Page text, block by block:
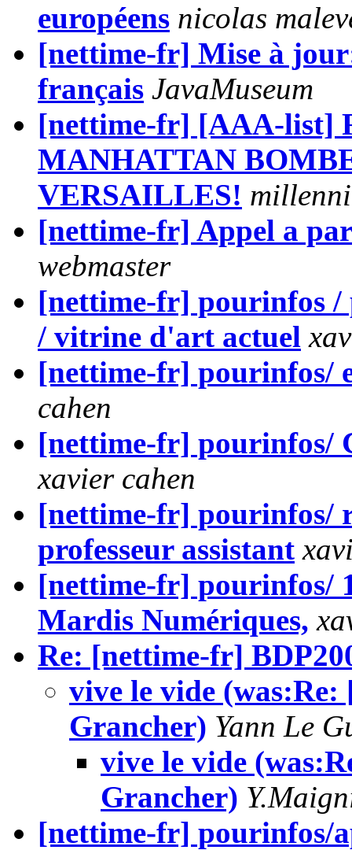
européens nicolas
[nettime-fr] Mise à
français JavaMuseum
[nettime-fr] [AAA-list]
MANHATTAN
VERSAILLES!
[nettime-fr] Appel a
webmaster
[nettime-fr] pourinfos /
/ vitrine d'art actuel
[nettime-fr] pourinfos/
cahen
[nettime-fr] pourinfos/
xavier cahen
[nettime-fr] pourinfos/
professeur assistant
[nettime-fr] pourinfos/
Mardis Numériques,
Re: [nettime-fr]
vive le vide
Grancher) Yann Le
vive le vide
Grancher)
[nettime-fr] pourinfos/